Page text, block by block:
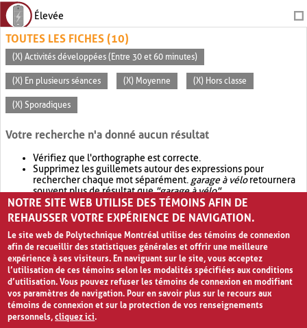
Élevée
TOUTES LES FICHES (10)
(X) Activités développées (Entre 30 et 60 minutes)
(X) En plusieurs séances (X) Moyenne (X) Hors classe
(X) Sporadiques
Votre recherche n'a donné aucun résultat
Vérifiez que l'orthographe est correcte.
Supprimez les guillemets autour des expressions pour
rechercher chaque mot séparément. garage à véloretournera
souvent plus de résultat que"garage à vélo".
Envisagez d'élargir votre recherche avec OR.garage OR vélo
retournera souvent plus de résultat quegarage à vélo
NOTRE SITE WEB UTILISE DES TÉMOINS AFIN DE
REHAUSSER VOTRE EXPÉRIENCE DE NAVIGATION.
Le site web de Polytechnique Montréal utilise des témoins de connexion
afin de recueillir des statistiques générales et offrir une meilleure
expérience à ses visiteurs. En naviguant sur le site, vous acceptez
l’utilisation de ces témoins selon les modalités spécifiées aux conditions
d’utilisation. Vous pouvez refuser les témoins de connexion en modifiant
vos paramètres de navigation. Pour en savoir plus sur le recours aux
témoins de connexion et sur la protection de vos renseignements
personnels,cliquez ici.